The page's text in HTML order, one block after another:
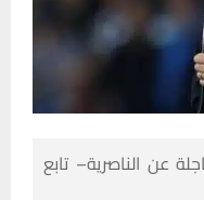
عن الناصرية– تابع